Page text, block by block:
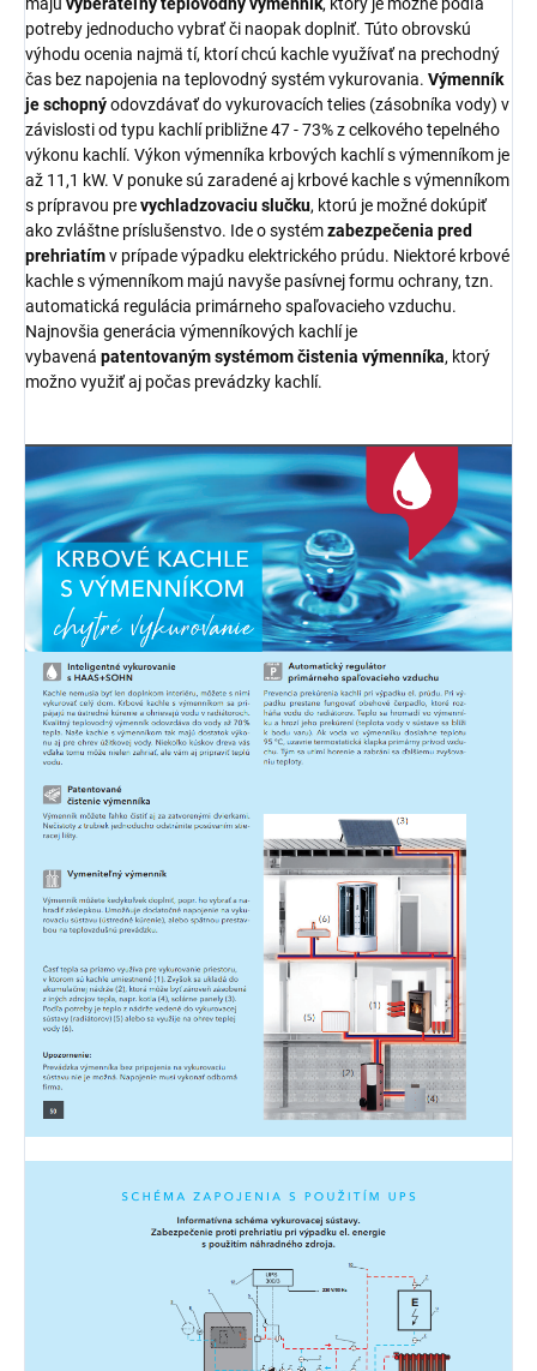
potreby jednoducho vybrať či naopak doplniť. Túto obrovskú
výhodu ocenia najmä tí, ktorí chcú kachle využívať na prechodný
čas bez napojenia na teplovodný systém vykurovania. Výmenník
je schopnýodovzdávať do vykurovacích telies (zásobníka vody) v
závislosti od typu kachlí približne 47 - 73% z celkového tepelného
výkonu kachlí. Výkon výmenníka krbových kachlí s výmenníkom je
až 11,1 kW. V ponuke sú zaradené aj krbové kachle s výmenníkom
s prípravou prevychladzovaciu slučku, ktorú je možné dokúpiť
ako zvláštne príslušenstvo. Ide o systémzabezpečenia pred
prehriatímv prípade výpadku elektrického prúdu. Niektoré krbové
kachle s výmenníkom majú navyše pasívnej formu ochrany, tzn.
automatická regulácia primárneho spaľovacieho vzduchu.
Najnovšia generácia výmenníkových kachlí je
vybavená patentovaným systémom čistenia výmenníka, ktorý
možno využiť aj počas prevádzky kachlí.